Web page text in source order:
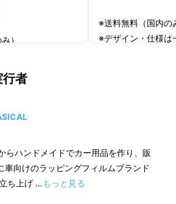
）
の供給状況、製
り、出荷時期が
す。
※送料無料（国内の
※デザイン・仕様は
行者
らハンドメイドでカー用品を作り、販
車向けのラッピングフィルムブランド
立ち上げ …もっと見る